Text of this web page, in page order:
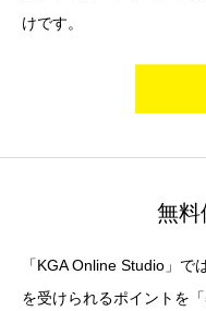
けです。
無料
「KGA Online Studio」
を受けられるポイントを